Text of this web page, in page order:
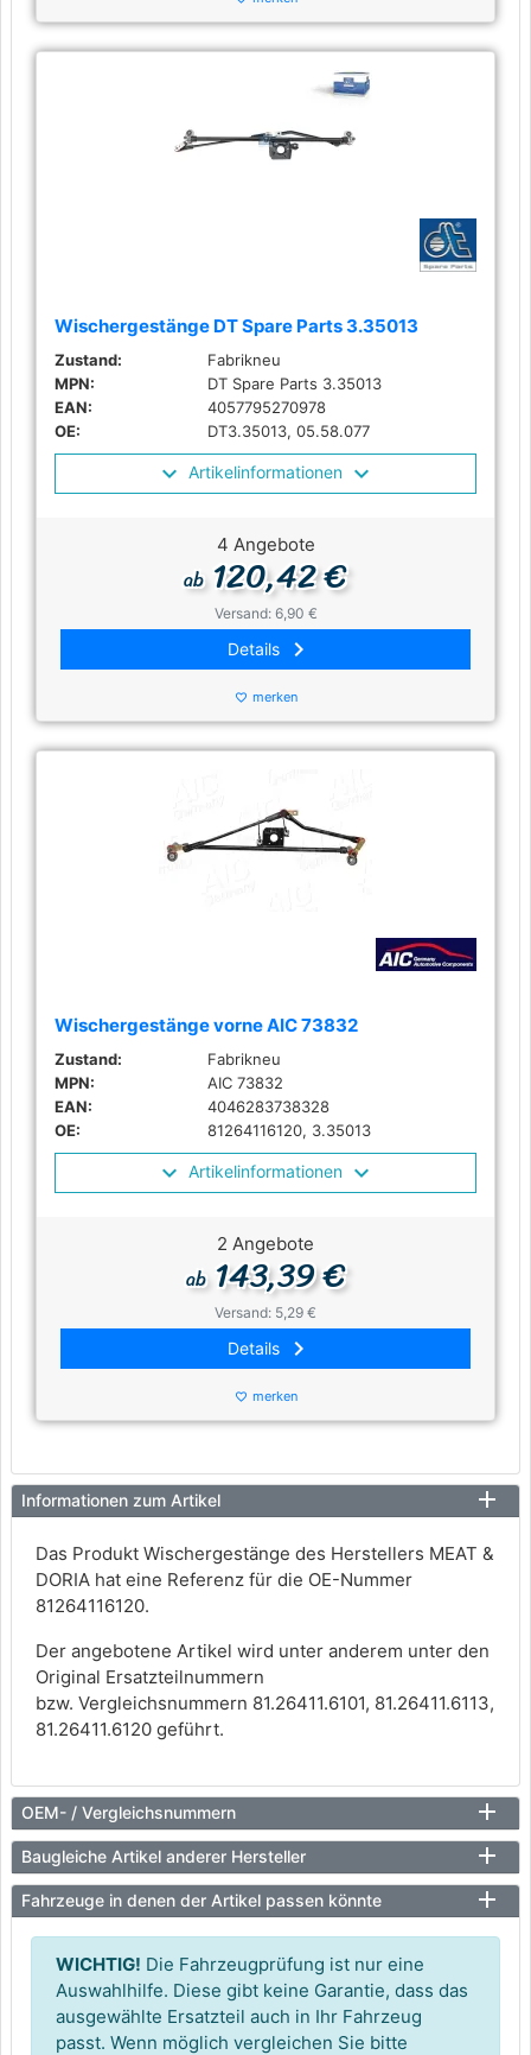
Wischergestänge DT Spare Parts 3.35013
Zustand:
Fabrikneu
MPN:
DT Spare Parts 3.35013
EAN:
4057795270978
OE:
DT3.35013, 05.58.077
Artikelinformationen
4 Angebote
ab120,42 €
Versand: 6,90 €
Details keyboard_arrow_right
favorite_border merken
Wischergestänge vorne AIC 73832
Zustand:
Fabrikneu
MPN:
AIC 73832
EAN:
4046283738328
OE:
81264116120, 3.35013
Artikelinformationen
2 Angebote
ab143,39 €
Versand: 5,29 €
Details keyboard_arrow_right
favorite_border merken
Informationen zum Artikel
Das Produkt Wischergestänge des Herstellers MEAT &
DORIA hat eine Referenz für die OE-Nummer
81264116120.
Der angebotene Artikel wird unter anderem unter den
Original Ersatzteilnummern
bzw. Vergleichsnummern 81.26411.6101, 81.26411.6113,
81.26411.6120 geführt.
OEM- / Vergleichsnummern
Baugleiche Artikel anderer Hersteller
Fahrzeuge in denen der Artikel passen könnte
WICHTIG! Die Fahrzeugprüfung ist nur eine
Auswahlhilfe. Diese gibt keine Garantie, dass das
ausgewählte Ersatzteil auch in Ihr Fahrzeug
passt. Wenn möglich vergleichen Sie bitte